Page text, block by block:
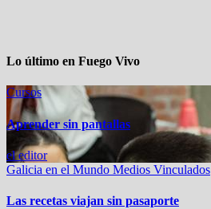
Lo último en Fuego Vivo
Cursos
Aprender sin pantallas
el editor
Galicia en el Mundo Medios Vinculados
Las recetas viajan sin pasaporte